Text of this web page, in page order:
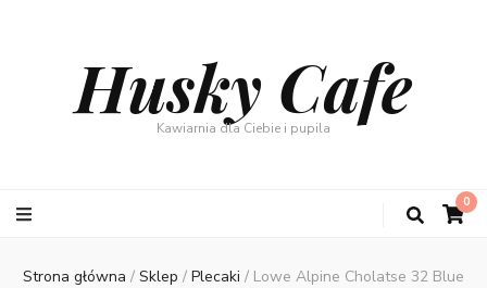
Husky Cafe
Kawiarnia dla Ciebie i pupila
0
Strona główna / Sklep / Plecaki / Lowe Alpine Cholatse 32 Blue